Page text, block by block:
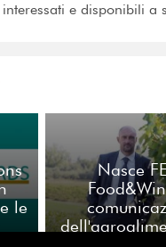
e disponibili a
le
Nasce